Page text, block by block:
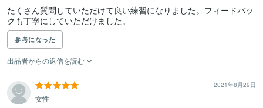
たくさん質問していただけて良い練習になりました。フィードバッ
クも丁寧にしていただけました。
参考になった
出品者からの返信を読む
2021年8月29日
女性